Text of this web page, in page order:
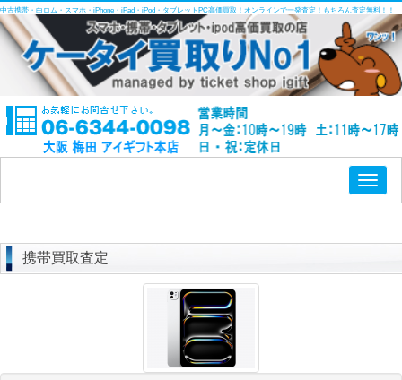
中古携帯・白ロム・スマホ・iPhone・iPad・iPod・タブレットPC高価買取！オンラインで一発査定！もちろん査定無料！！
携帯買取査定